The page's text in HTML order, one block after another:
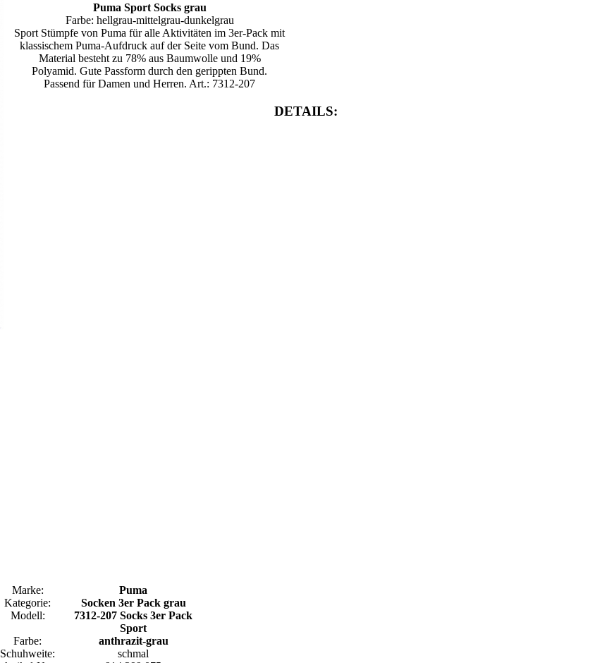
Puma Sport Socks grau
Farbe: hellgrau-mittelgrau-dunkelgrau
Sport Stümpfe von Puma für alle Aktivitäten im 3er-Pack mit
klassischem Puma-Aufdruck auf der Seite vom Bund. Das
Material besteht zu 78% aus Baumwolle und 19%
Polyamid. Gute Passform durch den gerippten Bund.
Passend für Damen und Herren. Art.: 7312-207
DETAILS:
Marke:
Puma
Kategorie:
Socken 3er Pack grau
Modell:
7312-207 Socks 3er Pack
Sport
Farbe:
anthrazit-grau
Schuhweite:
schmal